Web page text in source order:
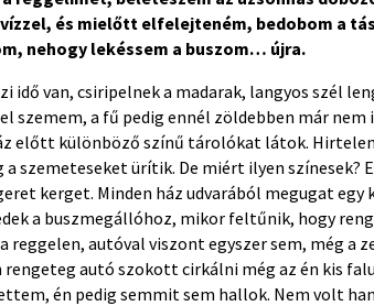
és mielőtt elfelejteném, bedobom a
nehogy lekéssem a buszom… újra.
idő van, csiripelnek a madarak, langyos szél
szemem, a fű pedig ennél zöldebben már nem
előtt különböző színű tárolókat látok.
szemeteseket ürítik. De miért ilyen színesek?
kerget. Minden ház udvarából megugat egy
a buszmegállóhoz, mikor feltűnik, hogy
autóval viszont egyszer sem, még a
autó szokott cirkálni még az én kis
én pedig semmit sem hallok. Nem volt